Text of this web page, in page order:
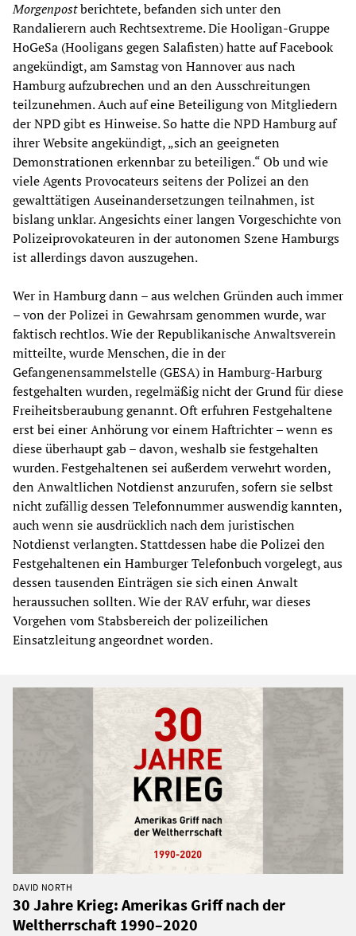
Morgenpostberichtete, befanden sich unter den
Randalierern auch Rechtsextreme. Die Hooligan-Gruppe
HoGeSa (Hooligans gegen Salafisten) hatte auf Facebook
angekündigt, am Samstag von Hannover aus nach
Hamburg aufzubrechen und an den Ausschreitungen
teilzunehmen. Auch auf eine Beteiligung von Mitgliedern
der NPD gibt es Hinweise. So hatte die NPD Hamburg auf
ihrer Website angekündigt, „sich an geeigneten
Demonstrationen erkennbar zu beteiligen.“ Ob und wie
viele Agents Provocateurs seitens der Polizei an den
gewalttätigen Auseinandersetzungen teilnahmen, ist
bislang unklar. Angesichts einer langen Vorgeschichte von
Polizeiprovokateuren in der autonomen Szene Hamburgs
ist allerdings davon auszugehen.
Wer in Hamburg dann – aus welchen Gründen auch immer
– von der Polizei in Gewahrsam genommen wurde, war
faktisch rechtlos. Wie der Republikanische Anwaltsverein
mitteilte, wurde Menschen, die in der
Gefangenensammelstelle (GESA) in Hamburg-Harburg
festgehalten wurden, regelmäßig nicht der Grund für diese
Freiheitsberaubung genannt. Oft erfuhren Festgehaltene
erst bei einer Anhörung vor einem Haftrichter – wenn es
diese überhaupt gab – davon, weshalb sie festgehalten
wurden. Festgehaltenen sei außerdem verwehrt worden,
den Anwaltlichen Notdienst anzurufen, sofern sie selbst
nicht zufällig dessen Telefonnummer auswendig kannten,
auch wenn sie ausdrücklich nach dem juristischen
Notdienst verlangten. Stattdessen habe die Polizei den
Festgehaltenen ein Hamburger Telefonbuch vorgelegt, aus
dessen tausenden Einträgen sie sich einen Anwalt
heraussuchen sollten. Wie der RAV erfuhr, war dieses
Vorgehen vom Stabsbereich der polizeilichen
Einsatzleitung angeordnet worden.
DAVID NORTH
30 Jahre Krieg: Amerikas Griff nach der
Weltherrschaft 1990–2020